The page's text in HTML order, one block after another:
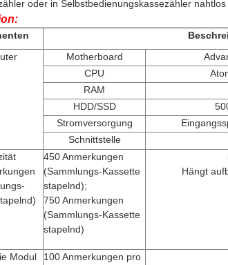
oder in Selbstbedienungskassezähler nahtlos
Motherboard
CPU
RAM
HDD/SSD
Stromversorgung
Schnittstelle
450 Anmerkungen
(Sammlungs-Kassette
stapelnd);
750 Anmerkungen
(Sammlungs-Kassette
stapelnd)
Hängt
Modul
100 Anmerkungen pro